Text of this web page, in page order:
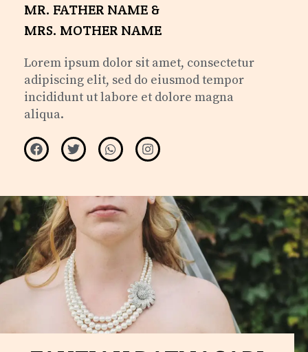
MR. FATHER NAME &
MRS. MOTHER NAME
Lorem ipsum dolor sit amet, consectetur
adipiscing elit, sed do eiusmod tempor
incididunt ut labore et dolore magna
aliqua.